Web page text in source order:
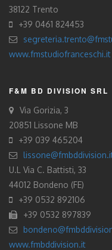
38122 Trento
+39 0461 824453
www.fmstudiofranceschi.it
F&M BD DIVISION SRL
Via Gorizia, 3
20851 Lissone MB
+39 039 465204
U.L Via C. Battisti, 33
44012 Bondeno (FE)
+39 0532 892106
+39 0532 897839
www.fmbddivision.it